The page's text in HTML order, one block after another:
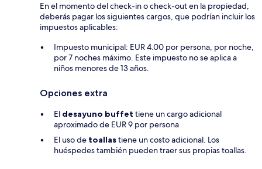
En el momento del check-in o check-out en la propiedad,
deberás pagar los siguientes cargos, que podrían incluir los
impuestos aplicables:
Impuesto municipal: EUR 4.00 por persona, por noche,
por 7 noches máximo. Este impuesto no se aplica a
niños menores de 13 años.
Opciones extra
El desayuno buffet tiene un cargo adicional
aproximado de EUR 9 por persona
El uso de toallastiene un costo adicional. Los
huéspedes también pueden traer sus propias toallas.